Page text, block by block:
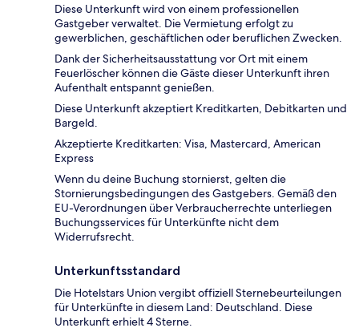
Diese Unterkunft wird von einem professionellen
Gastgeber verwaltet. Die Vermietung erfolgt zu
gewerblichen, geschäftlichen oder beruflichen Zwecken.
Dank der Sicherheitsausstattung vor Ort mit einem
Feuerlöscher können die Gäste dieser Unterkunft ihren
Aufenthalt entspannt genießen.
Diese Unterkunft akzeptiert Kreditkarten, Debitkarten und
Bargeld.
Akzeptierte Kreditkarten: Visa, Mastercard, American
Express
Wenn du deine Buchung stornierst, gelten die
Stornierungsbedingungen des Gastgebers. Gemäß den
EU-Verordnungen über Verbraucherrechte unterliegen
Buchungsservices für Unterkünfte nicht dem
Widerrufsrecht.
Unterkunftsstandard
Die Hotelstars Union vergibt offiziell Sternebeurteilungen
für Unterkünfte in diesem Land: Deutschland. Diese
Unterkunft erhielt 4 Sterne.